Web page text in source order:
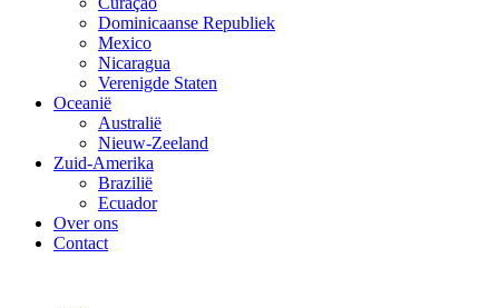
Dominicaanse Republiek
Mexico
Nicaragua
Verenigde Staten
Oceanië
Australië
Nieuw-Zeeland
Zuid-Amerika
Brazilië
Ecuador
Over ons
Contact